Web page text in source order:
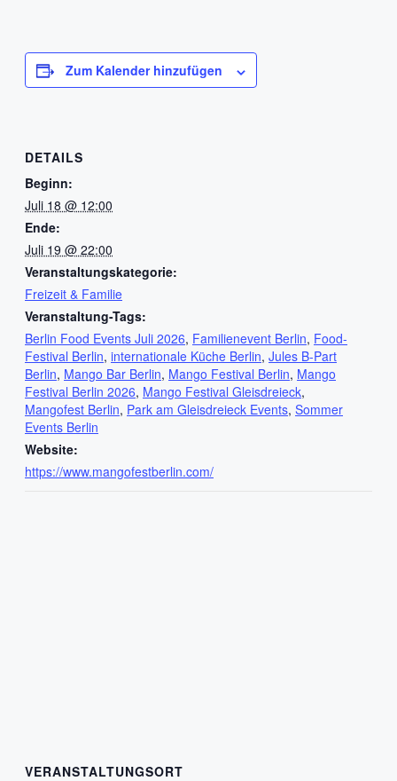
Zum Kalender hinzufügen
DETAILS
Beginn:
Juli 18 @ 12:00
Ende:
Juli 19 @ 22:00
Veranstaltungskategorie:
Freizeit & Familie
Veranstaltung-Tags:
Berlin Food Events Juli 2026, Familienevent Berlin, Food-
Festival Berlin, internationale Küche Berlin, Jules B-Part
Berlin, Mango Bar Berlin, Mango Festival Berlin, Mango
Festival Berlin 2026, Mango Festival Gleisdreieck,
Mangofest Berlin, Park am Gleisdreieck Events, Sommer
Events Berlin
Website:
https://www.mangofestberlin.com/
VERANSTALTUNGSORT